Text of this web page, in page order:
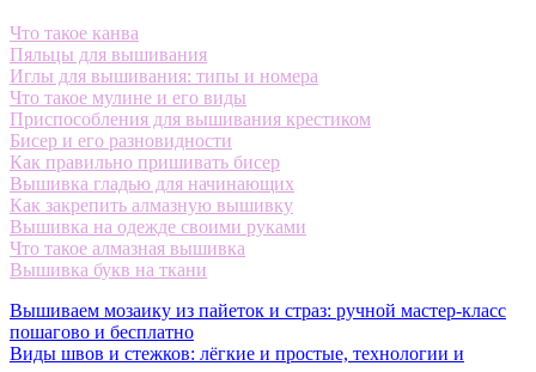
Что такое канва
Пяльцы для вышивания
Иглы для вышивания: типы и номера
Что такое мулине и его виды
Приспособления для вышивания крестиком
Бисер и его разновидности
Как правильно пришивать бисер
Вышивка гладью для начинающих
Как закрепить алмазную вышивку
Вышивка на одежде своими руками
Что такое алмазная вышивка
Вышивка букв на ткани
Вышиваем мозаику из пайеток и страз: ручной мастер-класс
пошагово и бесплатно
Виды швов и стежков: лёгкие и простые, технологии и